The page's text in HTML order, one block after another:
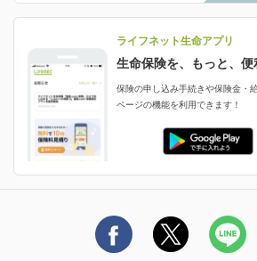
評判・口コミ
ご契約者さまに聞きました！
申し込みガイド
ご契約の流れと必要書類
保険料の支払い方法
認知症・MCIに備える
ご契約者さま向け各種お手続き・サービ
保険金・給付金のご請求
生命保険料控除に関するご案内
採用情報
生命保険マニフェスト
ライフネット生命のCMページ
ライフネット生命公式note
資料請求
ライフネット生命アプリ
生命保険を、もっと、便
保険の申し込み手続きや保険金・
ページの機能を利用できます！